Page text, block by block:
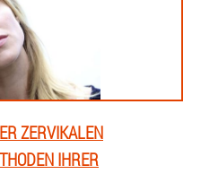
ZERVIKALEN
IHRER